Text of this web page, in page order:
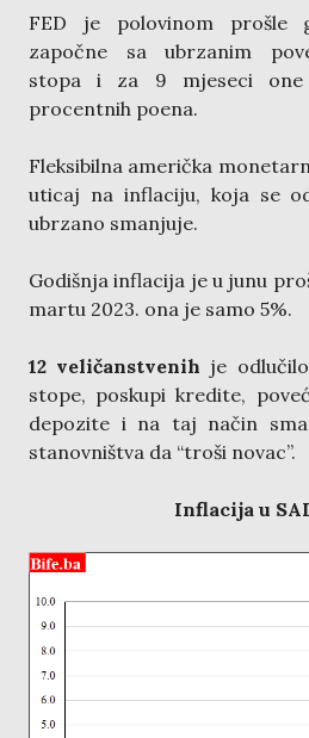
FED je polovinom
započne sa ubrzanim
stopa i za 9 mjeseci
procentnih poena.
Fleksibilna američka
uticaj na inflaciju, koja se
ubrzano smanjuje.
Godišnja inflacija je u junu
martu 2023. ona je samo 5%.
12 veličanstvenih je
stope, poskupi kredite,
depozite i na taj način
stanovništva da “troši novac”.
Inflacija u